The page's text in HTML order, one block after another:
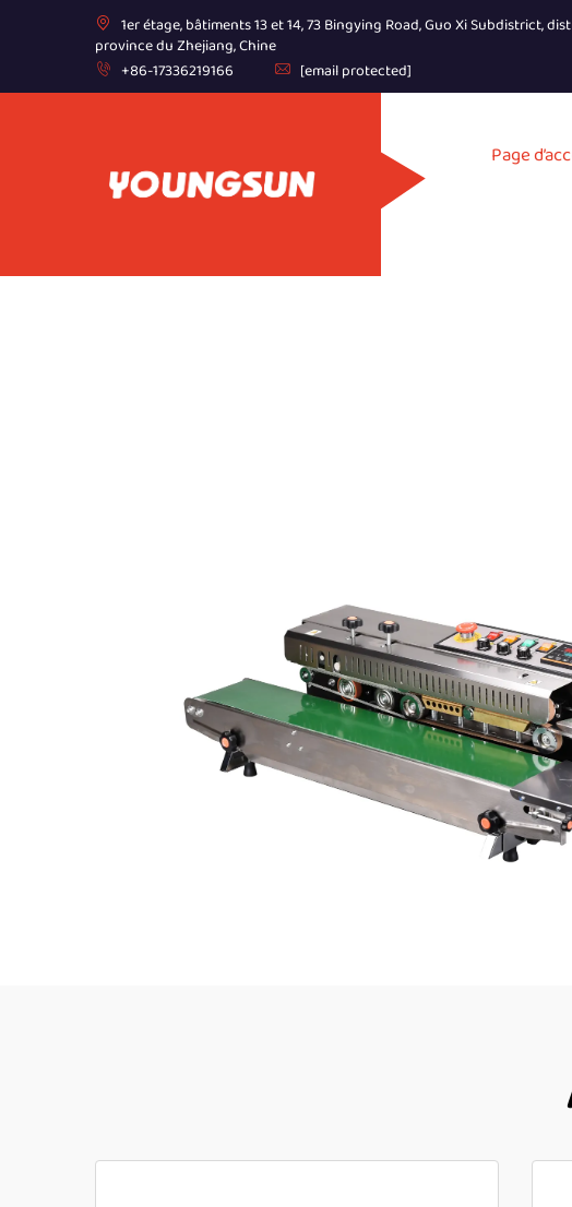
1er étage, bâtiments 13 et 14, 73 Bingying Road, Guo Xi Subdistrict,
province du Zhejiang, Chine
+86-17336219166
[email protected]
Page